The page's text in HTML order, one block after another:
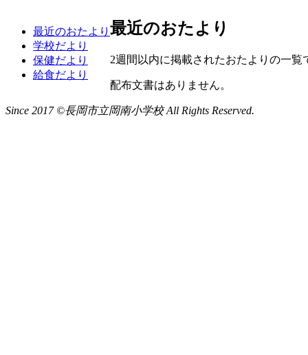
最近のおたより
学校だより
保健だより
給食だより
最近のおたより
2週間以内に掲載されたおたよりの一覧
配布文書はありません。
Since 2017 ©長岡市立岡南小学校 All Rights Reserved.